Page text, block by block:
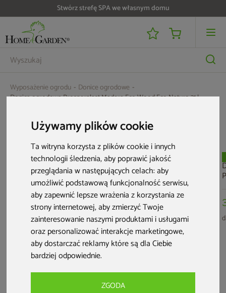
Używamy plików cookie
Ta witryna korzysta z plików cookie i innych
technologii śledzenia, aby poprawić jakość
przeglądania w następujących celach:aby
umożliwić podstawową funkcjonalność serwisu,
aby zapewnić lepsze wrażenia z korzystania ze
strony internetowej,aby zmierzyć Twoje
zainteresowanie naszymi produktami i usługami
oraz personalizować interakcje marketingowe,
aby dostarczać reklamy które są dla Ciebie
bardziej odpowiednie.
ZGODA
Stwórz strefę SPA we własnym domu
Wyposażenie ogrodu
Donice ogrodowe
Donica ogrodowa Prosperplast Madera Eco Wood Eco Naturo 31 l
Aktualne oferty
Doniczka
ogrodowa
Prosperplast Cano
High Terracotta 13 l
Nowość
Donica ogrodowa
Prosperplast
Defora Concrete
Gray 106 l
darmowa dostawa
Nowość
Doniczka
ogrodowa
13 l
Nowość